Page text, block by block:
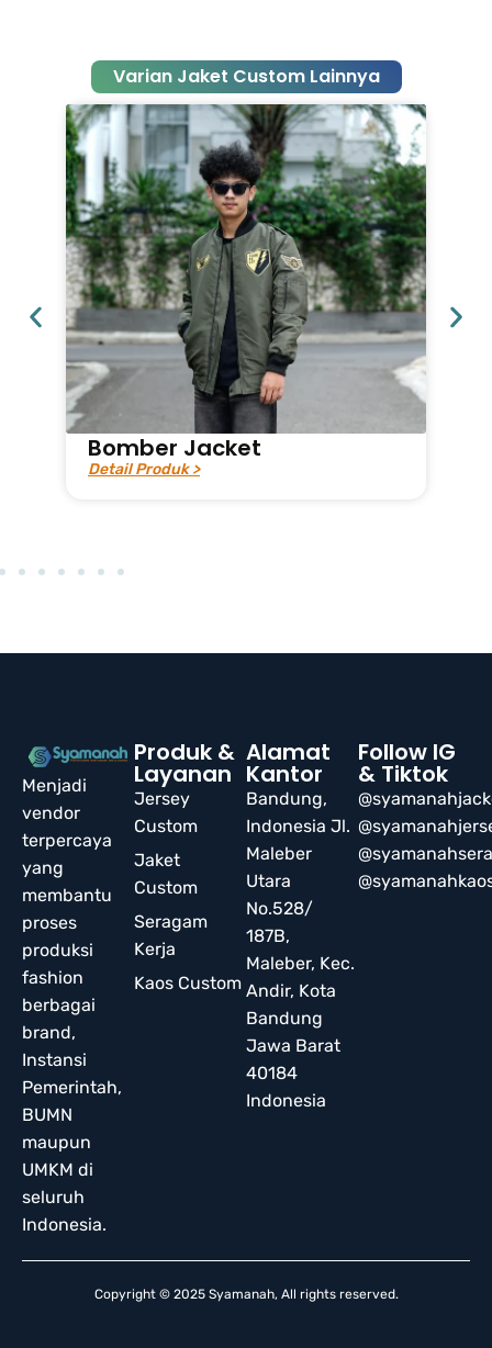
Varian Jaket CustomLainnya
Bomber Jacket
Detail Produk >
Menjadi
vendor
terpercaya
yang
membantu
proses
produksi
fashion
berbagai
brand,
Instansi
Pemerintah,
BUMN
maupun
UMKM di
seluruh
Indonesia.
Produk &
Layanan
Jersey
Custom
Jaket
Custom
Seragam
Kerja
Kaos Custom
Alamat
Kantor
Bandung,
Indonesia Jl.
Maleber
Utara
No.528/
187B,
Maleber, Kec.
Andir, Kota
Bandung
Jawa Barat
40184
Indonesia
Follow IG
& Tiktok
Copyright © 2025 Syamanah, All rights reserved.